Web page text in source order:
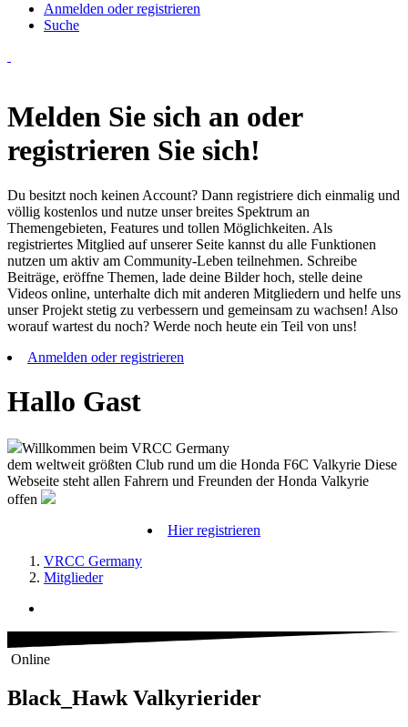
Anmelden oder registrieren
Suche
Melden Sie sich an oder
registrieren Sie sich!
Du besitzt noch keinen Account? Dann registriere dich einmalig und
völlig kostenlos und nutze unser breites Spektrum an
Themengebieten, Features und tollen Möglichkeiten. Als
registriertes Mitglied auf unserer Seite kannst du alle Funktionen
nutzen um aktiv am Community-Leben teilnehmen. Schreibe
Beiträge, eröffne Themen, lade deine Bilder hoch, stelle deine
Videos online, unterhalte dich mit anderen Mitgliedern und helfe uns
unser Projekt stetig zu verbessern und gemeinsam zu wachsen! Also
worauf wartest du noch? Werde noch heute ein Teil von uns!
Anmelden oder registrieren
Hallo Gast
Willkommen beim VRCC Germany
dem weltweit größten Club rund um die Honda F6C Valkyrie Diese
Webseite steht allen Fahrern und Freunden der Honda Valkyrie
offen
Hier registrieren
VRCC Germany
Mitglieder
Online
Black_Hawk Valkyrierider